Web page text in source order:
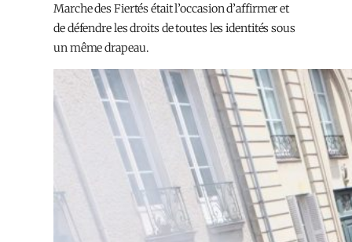
Marche des Fiertés était l’occasion d’affirmer et
de défendre les droits de toutes les identités sous
un même drapeau.